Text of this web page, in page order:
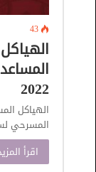
43
2022
الهياكل
المسرحي لسنة
اقرأ